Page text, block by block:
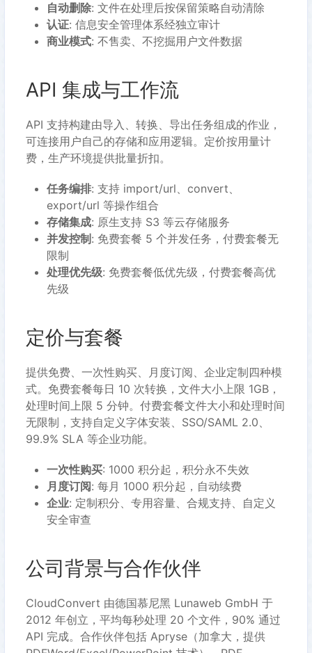
自动删除: 文件在处理后按保留策略自动清除
认证: 信息安全管理体系经独立审计
商业模式: 不售卖、不挖掘用户文件数据
API 集成与工作流
API 支持构建由导入、转换、导出任务组成的作业，
可连接用户自己的存储和应用逻辑。定价按用量计
费，生产环境提供批量折扣。
任务编排: 支持 import/url、convert、
export/url 等操作组合
存储集成: 原生支持 S3 等云存储服务
并发控制 : 免费套餐 5 个并发任务，付费套餐无
限制
处理优先级: 免费套餐低优先级，付费套餐高优
先级
定价与套餐
提供免费、一次性购买、月度订阅、企业定制四种模
式。免费套餐每日 10 次转换，文件大小上限 1GB，
处理时间上限 5 分钟。付费套餐文件大小和处理时间
无限制，支持自定义字体安装、SSO/SAML 2.0、
99.9% SLA 等企业功能。
一次性购买: 1000 积分起，积分永不失效
月度订阅: 每月 1000 积分起，自动续费
企业: 定制积分、专用容量、合规支持、自定义
安全审查
公司背景与合作伙伴
CloudConvert 由德国慕尼黑 Lunaweb GmbH 于
2012 年创立，平均每秒处理 20 个文件，90% 通过
API 完成。合作伙伴包括 Apryse（加拿大，提供